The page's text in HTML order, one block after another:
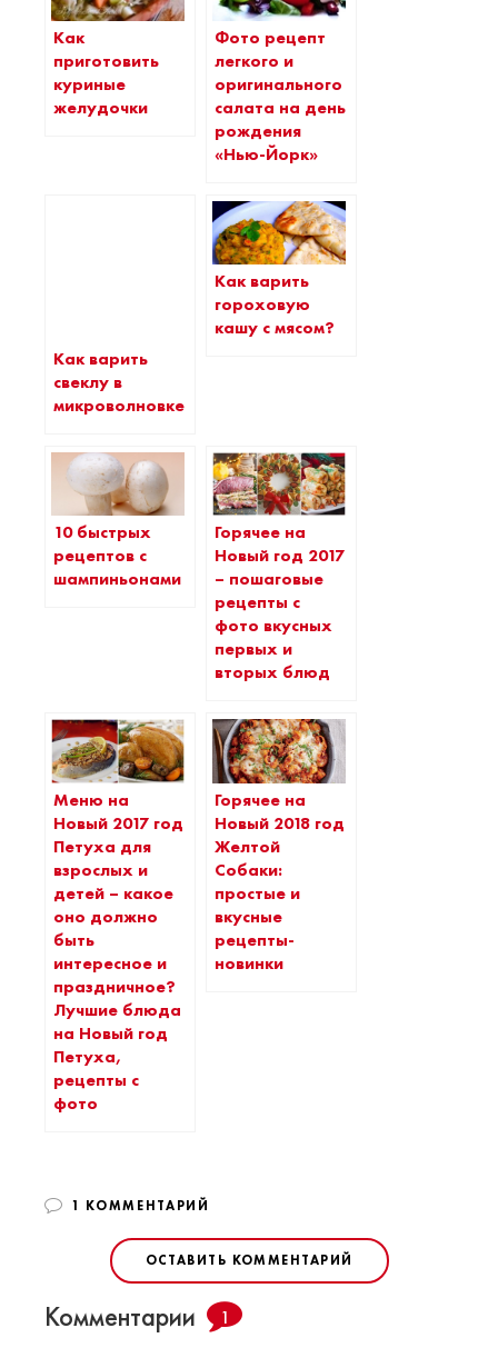
Как
приготовить
куриные
желудочки
Фото рецепт
легкого и
оригинального
салата на день
рождения
«Нью-Йорк»
Как варить
свеклу в
микроволновке
Как варить
гороховую
кашу с мясом?
10 быстрых
рецептов с
шампиньонами
Горячее на
Новый год 2017
– пошаговые
рецепты с
фото вкусных
первых и
вторых блюд
Меню на
Новый 2017 год
Петуха для
взрослых и
детей – какое
оно должно
быть
интересное и
праздничное?
Лучшие блюда
на Новый год
Петуха,
рецепты с
фото
Горячее на
Новый 2018 год
Желтой
Собаки:
простые и
вкусные
рецепты-
новинки
1 КОММЕНТАРИЙ
ОСТАВИТЬ КОММЕНТАРИЙ
Комментарии 1